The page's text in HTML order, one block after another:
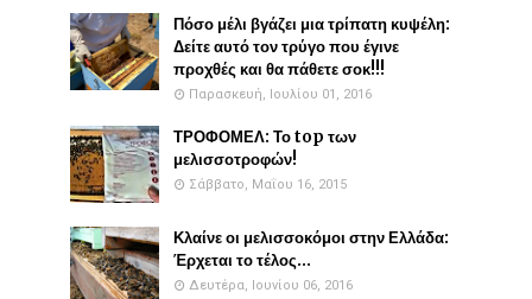
Πόσο μέλι βγάζει μια τρίπατη κυψέλη:
Δείτε αυτό τον τρύγο που έγινε
προχθές και θα πάθετε σοκ!!!
Παρασκευή, Ιουλίου 01, 2016
ΤΡΟΦΟΜΕΛ: Το top των
μελισσοτροφών!
Σάββατο, Μαΐου 16, 2015
Κλαίνε οι μελισσοκόμοι στην Ελλάδα:
Έρχεται το τέλος...
Δευτέρα, Ιουνίου 06, 2016